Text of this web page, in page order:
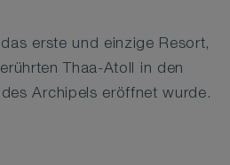
erste und einzige Resort,
Thaa-Atoll in den
Archipels eröffnet wurde.